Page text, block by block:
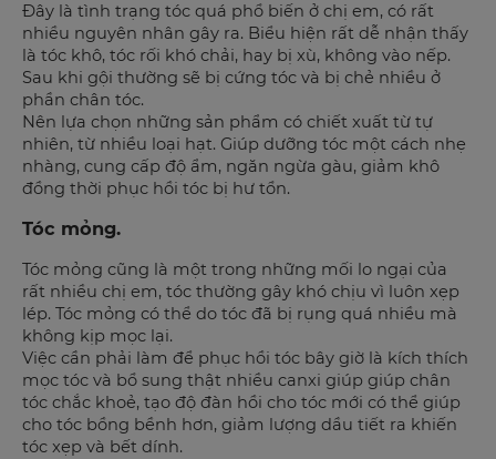
Đây là tình trạng tóc quá phổ biến ở chị em, có rất
nhiều nguyên nhân gây ra. Biểu hiện rất dễ nhận thấy
là tóc khô, tóc rối khó chải, hay bị xù, không vào nếp.
Sau khi gội thường sẽ bị cứng tóc và bị chẻ nhiều ở
phần chân tóc.
Nên lựa chọn những sản phẩm có chiết xuất từ tự
nhiên, từ nhiều loại hạt. Giúp dưỡng tóc một cách nhẹ
nhàng, cung cấp độ ẩm, ngăn ngừa gàu, giảm khô
đồng thời phục hồi tóc bị hư tổn.
Tóc mỏng.
Tóc mỏng cũng là một trong những mối lo ngại của
rất nhiều chị em, tóc thường gây khó chịu vì luôn xẹp
lép. Tóc mỏng có thể do tóc đã bị rụng quá nhiều mà
không kịp mọc lại.
Việc cần phải làm để phục hồi tóc bây giờ là kích thích
mọc tóc và bổ sung thật nhiều canxi giúp giúp chân
tóc chắc khoẻ, tạo độ đàn hồi cho tóc mới có thể giúp
cho tóc bồng bềnh hơn, giảm lượng dầu tiết ra khiến
tóc xẹp và bết dính.